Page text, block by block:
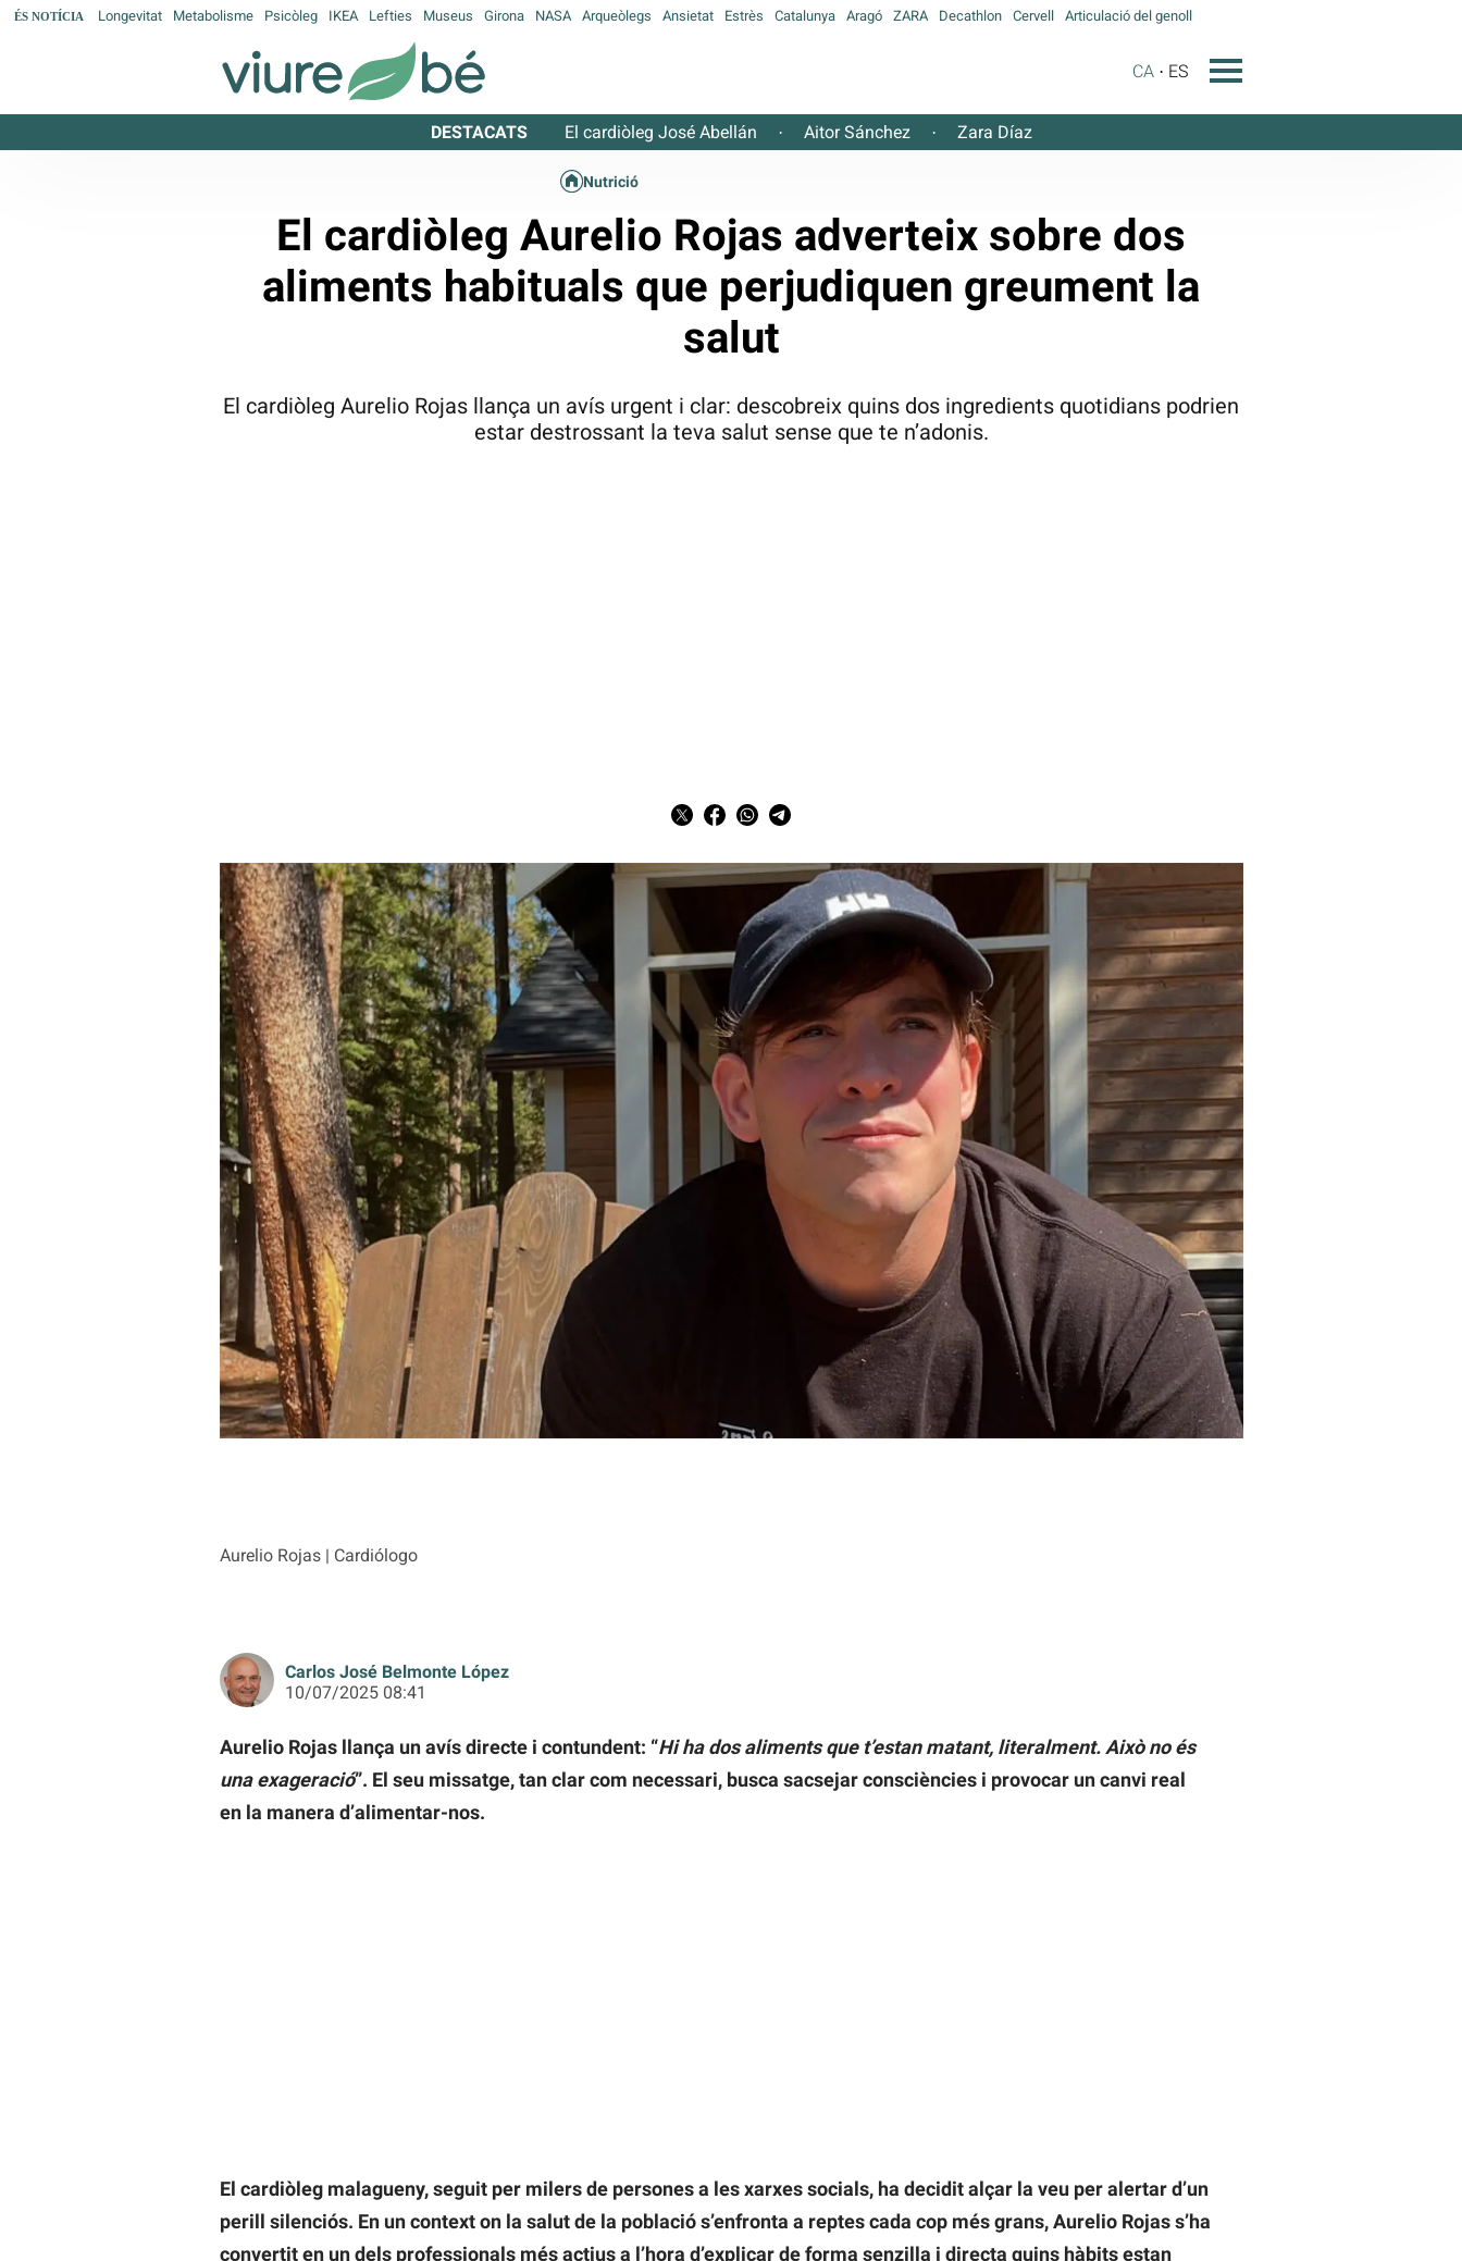
ÉS NOTÍCIA Longevitat Metabolisme Psicòleg IKEA Lefties Museus Girona NASA Arqueòlegs Ansietat Estrès Catalunya Aragó ZARA Decathlon Cervell Articulació del genoll
CA ES
DESTACATS El cardiòleg José Abellán · Aitor Sánchez · Zara Díaz
Aurelio Rojas | Cardiólogo
Nutrició
El cardiòleg Aurelio Rojas adverteix sobre dos
aliments habituals que perjudiquen greument la
salut
El cardiòleg Aurelio Rojas llança un avís urgent i clar: descobreix quins dos ingredients quotidians podrien
estar destrossant la teva salut sense que te n’adonis.
Carlos José Belmonte López
10/07/2025 08:41
Aurelio Rojas llança un avís directe i contundent: “Hi ha dos aliments que t’estan matant, literalment. Això no és
una exageració”. El seu missatge, tan clar com necessari, busca sacsejar consciències i provocar un canvi real
en la manera d’alimentar-nos.
El cardiòleg malagueny, seguit per milers de persones a les xarxes socials, ha decidit alçar la veu per alertar d’un
perill silenciós. En un context on la salut de la població s’enfronta a reptes cada cop més grans, Aurelio Rojas s’ha
convertit en un dels professionals més actius a l’hora d’explicar de forma senzilla i directa quins hàbits estan